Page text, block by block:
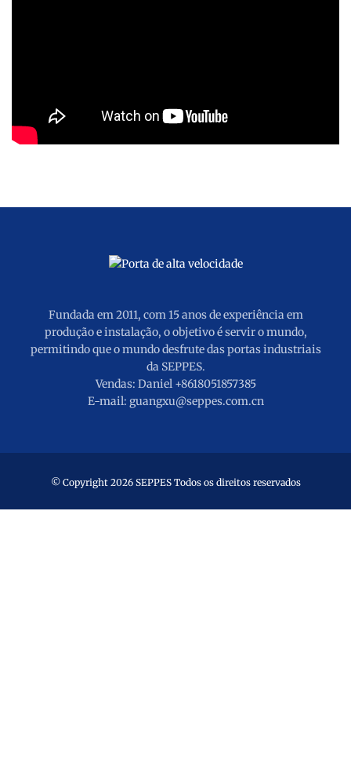
Fundada em 2011, com 15 anos de experiência em
produção e instalação, o objetivo é servir o mundo,
permitindo que o mundo desfrute das portas industriais
da SEPPES.
Vendas: Daniel +8618051857385
E-mail: guangxu@seppes.com.cn
© Copyright 2026 SEPPES Todos os direitos reservados